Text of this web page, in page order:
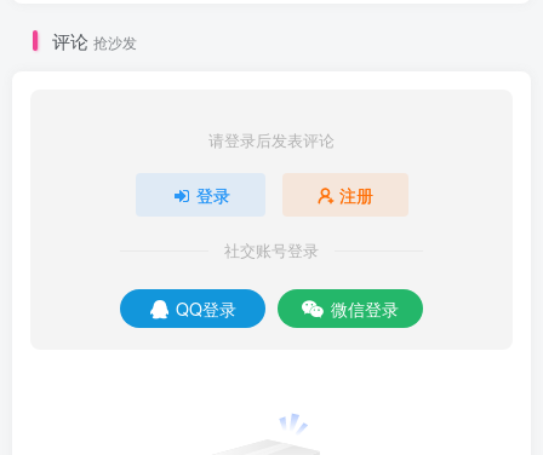
评论 抢沙发
请登录后发表评论
登录 注册
社交账号登录
QQ登录 微信登录